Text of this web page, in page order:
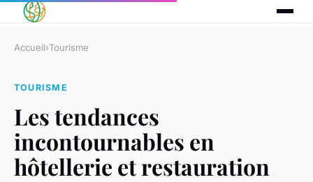
Accueil›Tourisme
TOURISME
Les tendances
incontournables en
hôtellerie et restauration